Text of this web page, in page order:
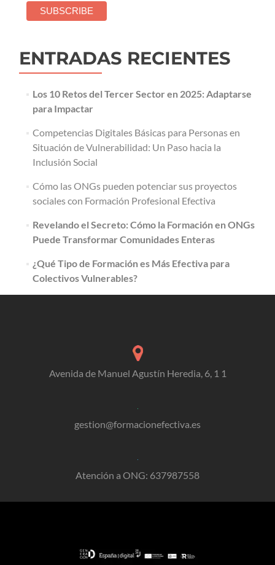
ENTRADAS RECIENTES
Los 10 Retos del Tercer Sector en 2025: Adaptarse
para Impactar
Competencias Digitales Básicas para Personas en
Situación de Vulnerabilidad: Un Paso hacia la
Inclusión Social
Cómo las ONGs pueden potenciar sus proyectos
sociales con Formación Profesional Efectiva
Revelando el Secreto: Cómo la Formación en ONGs
Puede Transformar Comunidades Enteras
¿Qué Tipo de Formación es Más Efectiva para
Colectivos Vulnerables?
Avenida de Manuel Agustín Heredia, 6, 1 1
gestion@formacionefectiva.es
Atención a ONG: 637987558